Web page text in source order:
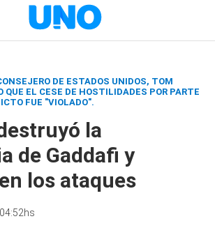
DE ESTADOS UNIDOS, TOM
QUE EL CESE DE HOSTILIDADES POR PARTE
FUE "VIOLADO".
la
de Gaddafi y
los ataques